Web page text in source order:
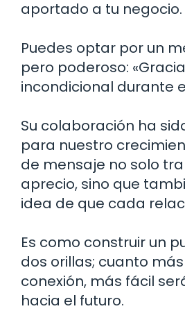
aportado a tu negocio.
Puedes optar por un
pero poderoso:
incondicional durante
Su colaboración ha
para nuestro
de mensaje no solo
aprecio, sino que
idea de que cada
Es como construir un
dos orillas; cuanto
conexión, más fácil
hacia el futuro.